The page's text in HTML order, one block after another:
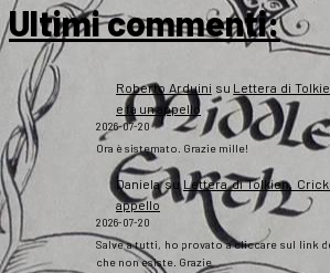
Ultimi commenti:
Roberto Arduini su Lettera di
e fa un appello
2026-07-20
Ora è sistemato. Grazie mille!
DanielasuLettera di Tolkien,
appello
2026-07-20
Salve a tutti, ho provato a cliccare sul link
che non esiste. Grazie